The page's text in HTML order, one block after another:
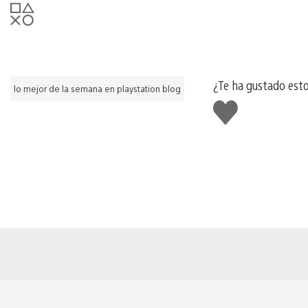
lo mejor de la semana en playstation blog
¿Te ha gustado
Me
gusta